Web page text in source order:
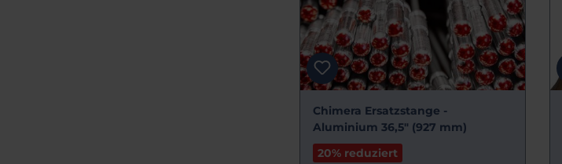
Chimera Ersatzstange -
Aluminium 36,5" (927 mm)
20% reduziert